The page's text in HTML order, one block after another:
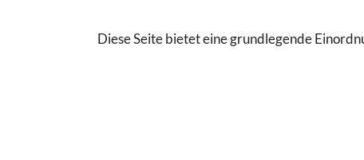
Diese Seite bietet eine grundlegende